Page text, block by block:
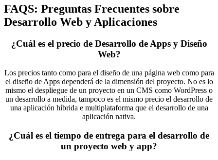
FAQS: Preguntas Frecuentes sobre
Desarrollo Web y Aplicaciones
¿Cuál es el precio de Desarrollo de Apps y Diseño
Web?
Los precios tanto como para el diseño de una página web como para
el diseño de Apps dependerá de la dimensión del proyecto. No es lo
mismo el despliegue de un proyecto en un CMS como WordPress o
un desarrollo a medida, tampoco es el mismo precio el desarrollo de
una aplicación híbrida e multiplataforma que el desarrollo de una
aplicación nativa.
¿Cuál es el tiempo de entrega para el desarrollo de
un proyecto web y app?